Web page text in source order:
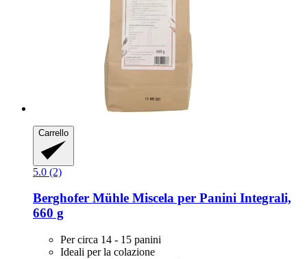
Carrello
5.0 (2)
Berghofer Mühle Miscela per Panini Integrali,
660 g
Per circa 14 - 15 panini
Ideali per la colazione